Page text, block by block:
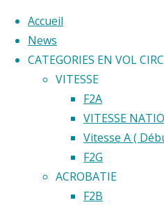
Accueil
News
CATEGORIES EN VOL
VITESSE
F2A
VITESSE
Vitesse A (
F2G
ACROBATIE
F2B
©2020 Vol circulaire